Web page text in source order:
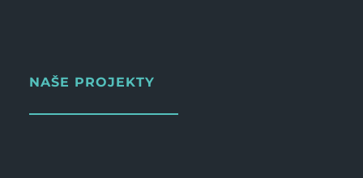
NAŠE PROJEKTY